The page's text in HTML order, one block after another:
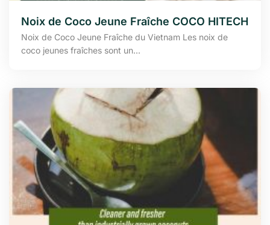
Noix de Coco Jeune Fraîche COCO HITECH
Noix de Coco Jeune Fraîche du Vietnam Les noix de
coco jeunes fraîches sont un...